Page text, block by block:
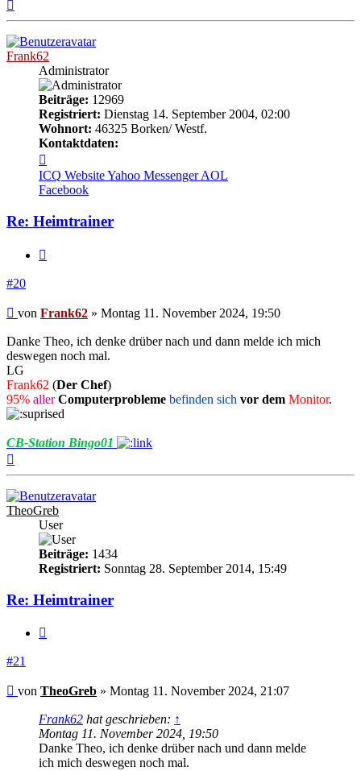
oben
Frank62
Administrator
Beiträge: 12969
Registriert: Dienstag 14. September 2004, 02:00
Wohnort: 46325 Borken/ Westf.
Kontaktdaten:
von
Frank62
ICQ WebsiteYahoo MessengerAOL
Facebook
Re: Heimtrainer
#20
Beitrag
von Frank62 » Montag 11. November 2024, 19:50
Danke Theo, ich denke drüber nach und dann melde ich mich
deswegen noch mal.
LG
Frank62 (Der Chef)
95% aller Computerprobleme befinden sich vor dem Monitor.
CB-Station Bingo01
TheoGreb
User
Beiträge: 1434
Registriert: Sonntag 28. September 2014, 15:49
Re: Heimtrainer
#21
Beitrag
von TheoGreb » Montag 11. November 2024, 21:07
Frank62 hat geschrieben: ↑
Montag 11. November 2024, 19:50
Danke Theo, ich denke drüber nach und dann melde
ich mich deswegen noch mal.